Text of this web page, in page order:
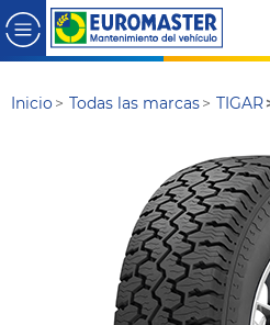
Inicio Todas las marcas TIGAR